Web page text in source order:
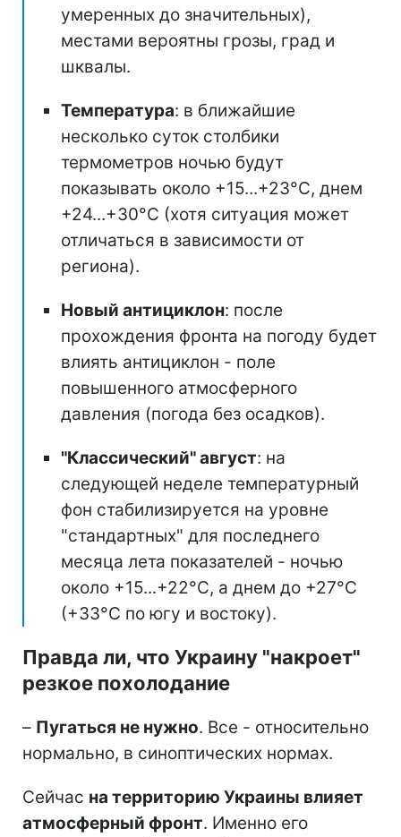
умеренных до значительных),
местами вероятны грозы, град и
шквалы.
Температура: в ближайшие
несколько суток столбики
термометров ночью будут
показывать около +15...+23°С, днем
+24...+30°C (хотя ситуация может
отличаться в зависимости от
региона).
Новый антициклон: после
прохождения фронта на погоду будет
влиять антициклон - поле
повышенного атмосферного
давления (погода без осадков).
"Классический" август: на
следующей неделе температурный
фон стабилизируется на уровне
"стандартных" для последнего
месяца лета показателей - ночью
около +15...+22°C, а днем до +27°C
(+33°C по югу и востоку).
Правда ли, что Украину "накроет"
резкое похолодание
– Пугаться не нужно. Все - относительно
нормально, в синоптических нормах.
Сейчас на территорию Украины влияет
атмосферный фронт. Именно его